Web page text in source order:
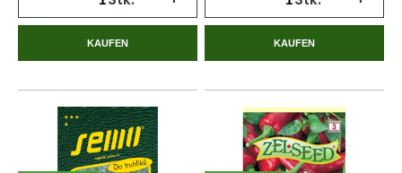
KAUFEN KAUFEN